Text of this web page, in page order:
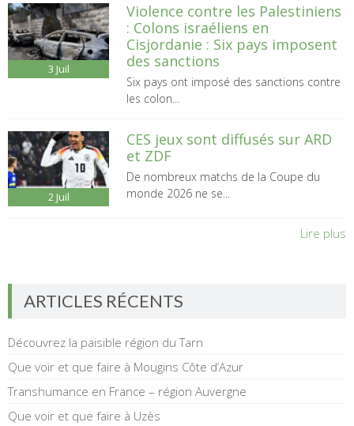
3 Juil
Violence contre les Palestiniens
: Colons israéliens en
Cisjordanie : Six pays imposent
des sanctions
Six pays ont imposé des sanctions contre
les colon...
2 Juil
CES jeux sont diffusés sur ARD
et ZDF
De nombreux matchs de la Coupe du
monde 2026 ne se...
Lire plus
ARTICLES RÉCENTS
Découvrez la paisible région du Tarn
Que voir et que faire à Mougins Côte d’Azur
Transhumance en France – région Auvergne
Que voir et que faire à Uzès